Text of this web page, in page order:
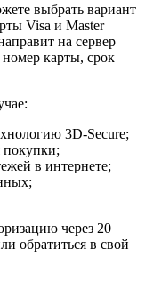
выбрать вариант
Visa и Master
на сервер
карты, срок
3D-Secure;
покупки;
в интернете;
через 20
обратиться в свой